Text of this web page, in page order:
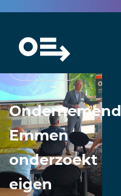
Ondernemend
Emmen
onderzoekt
eigen